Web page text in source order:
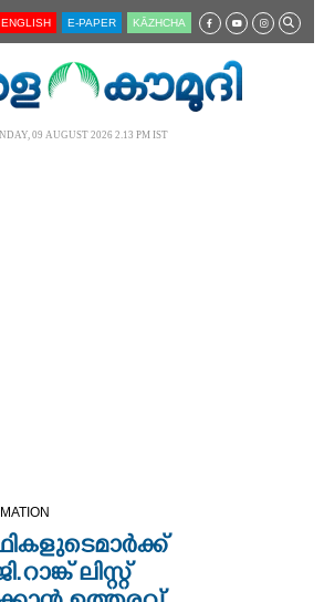
ENGLISH E-PAPER KĀZHCHA
09 AUGUST 2026 2.13 PM IST
മാർക്ക്
ലിസ്റ്റ്